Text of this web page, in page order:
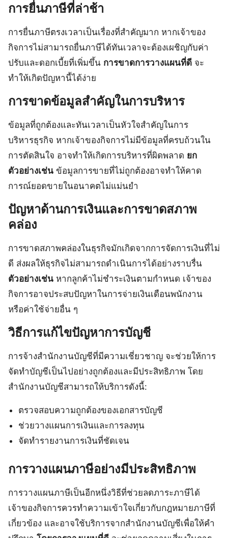
การยื่นภาษีที่ล่าช้า
การยื่นภาษีตรงเวลาเป็นเรื่องที่สำคัญมาก หากเจ้าของ
กิจการไม่สามารถยื่นภาษีได้ทันเวลาจะต้องเผชิญกับค่า
ปรับและดอกเบี้ยที่เพิ่มขึ้น การขาดการวางแผนที่ดี จะ
ทำให้เกิดปัญหานี้ได้ง่าย
การขาดข้อมูลสำคัญในการบริหาร
ข้อมูลที่ถูกต้องและทันเวลาเป็นหัวใจสำคัญในการ
บริหารธุรกิจ หากเจ้าของกิจการไม่มีข้อมูลที่ครบถ้วนใน
การตัดสินใจ อาจทำให้เกิดการบริหารที่ผิดพลาด ยก
ตัวอย่างเช่น ข้อมูลการขายที่ไม่ถูกต้องอาจทำให้คาด
การณ์ยอดขายในอนาคตไม่แม่นยำ
ปัญหาด้านการเงินและการขาดสภาพ
คล่อง
การขาดสภาพคล่องในธุรกิจมักเกิดจากการจัดการเงินที่ไม่
ดี ส่งผลให้ธุรกิจไม่สามารถดำเนินการได้อย่างราบรื่น
ตัวอย่างเช่น หากลูกค้าไม่ชำระเงินตามกำหนด เจ้าของ
กิจการอาจประสบปัญหาในการจ่ายเงินเดือนพนักงาน
หรือค่าใช้จ่ายอื่น ๆ
วิธีการแก้ไขปัญหาการบัญชี
การจ้างสำนักงานบัญชีที่มีความเชี่ยวชาญ จะช่วยให้การ
จัดทำบัญชีเป็นไปอย่างถูกต้องและมีประสิทธิภาพ โดย
สำนักงานบัญชีสามารถให้บริการดังนี้:
ตรวจสอบความถูกต้องของเอกสารบัญชี
ช่วยวางแผนการเงินและการลงทุน
จัดทำรายงานการเงินที่ชัดเจน
การวางแผนภาษีอย่างมีประสิทธิภาพ
การวางแผนภาษีเป็นอีกหนึ่งวิธีที่ช่วยลดภาระภาษีได้
เจ้าของกิจการควรทำความเข้าใจเกี่ยวกับกฎหมายภาษีที่
เกี่ยวข้อง และอาจใช้บริการจากสำนักงานบัญชีเพื่อให้คำ